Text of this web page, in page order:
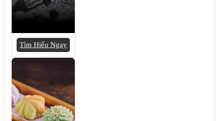
Tìm Hiểu Ngay